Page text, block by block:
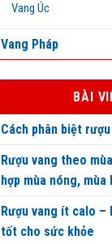
Vang Úc
Vang Pháp
BÀI
Cách phân biệt
Rượu vang theo
hợp mùa nóng, mùa
Rượu vang ít calo –
tốt cho sức khỏe